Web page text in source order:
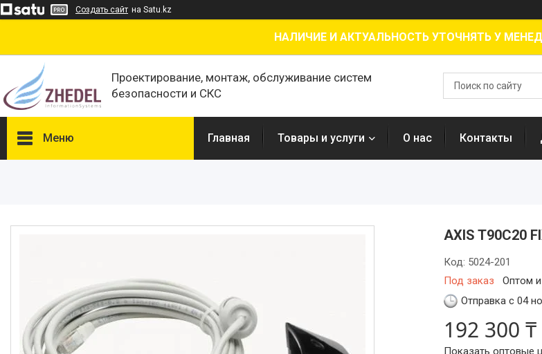
Создать сайт на Satu.kz
НАЛИЧИЕ И АКТУАЛЬНОСТЬ УТОЧНЯТЬ У
Проектирование, монтаж, обслуживание систем
безопасности и СКС
Меню Главная Товары и услуги О нас Контакты
AXIS T90C20
Под заказ Оптом
Код: 5024-201
Отправка с 04
192 300 ₸
Показать оптовые